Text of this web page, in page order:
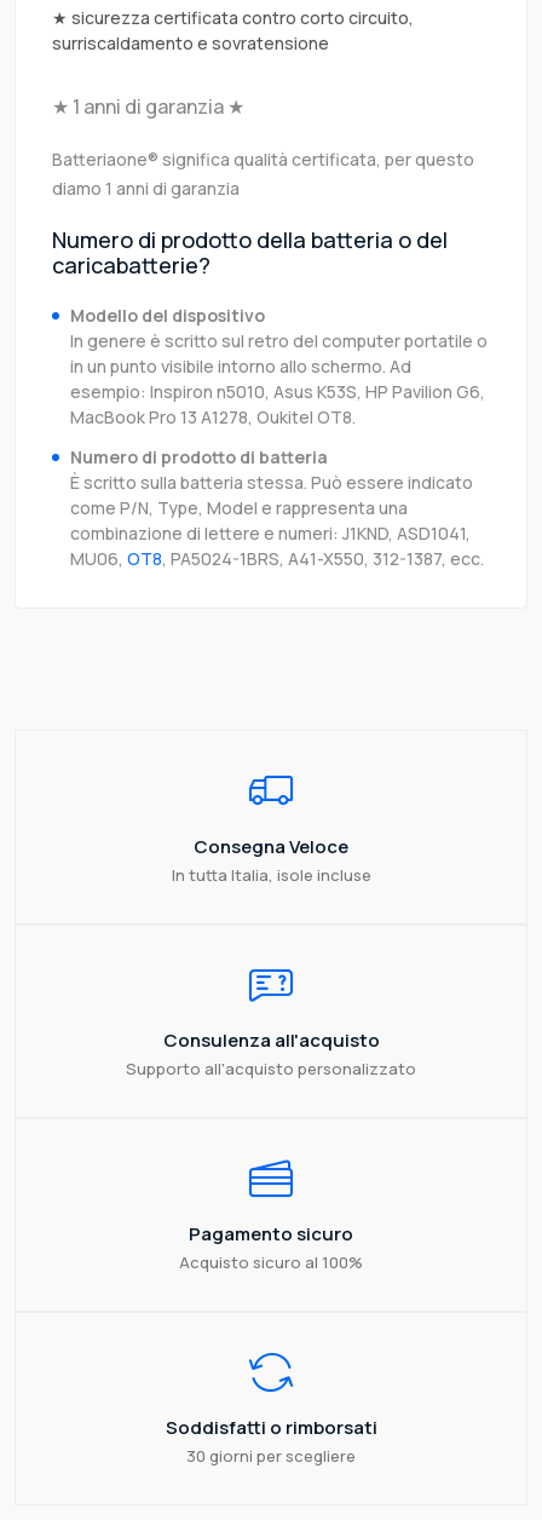
★ sicurezza certificata contro corto circuito,
surriscaldamento e sovratensione
★ 1 anni di garanzia ★
Batteriaone® significa qualità certificata, per questo
diamo 1 anni di garanzia
Numero di prodotto della batteria o del
caricabatterie?
Modello del dispositivo
In genere è scritto sul retro del computer portatile o
in un punto visibile intorno allo schermo. Ad
esempio: Inspiron n5010, Asus K53S, HP Pavilion G6,
MacBook Pro 13 A1278, Oukitel OT8.
Numero di prodotto di batteria
È scritto sulla batteria stessa. Può essere indicato
come P/N, Type, Model e rappresenta una
combinazione di lettere e numeri: J1KND, ASD1041,
MU06, OT8, PA5024-1BRS, A41-X550, 312-1387, ecc.
Consegna Veloce
In tutta Italia, isole incluse
Consulenza all'acquisto
Supporto all'acquisto personalizzato
Pagamento sicuro
Acquisto sicuro al 100%
Soddisfatti o rimborsati
30 giorni per scegliere